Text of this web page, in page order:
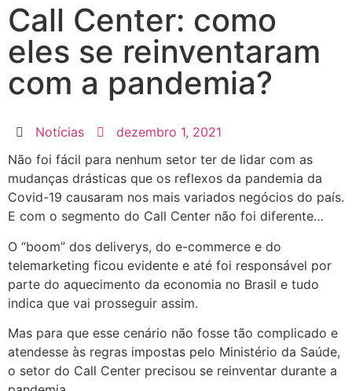
Call Center: como
eles se reinventaram
com a pandemia?
Notícias
dezembro 1, 2021
Não foi fácil para nenhum setor ter de lidar com as
mudanças drásticas que os reflexos da pandemia da
Covid-19 causaram nos mais variados negócios do país.
E com o segmento do Call Center não foi diferente…
O “boom” dos deliverys, do e-commerce e do
telemarketing ficou evidente e até foi responsável por
parte do aquecimento da economia no Brasil e tudo
indica que vai prosseguir assim.
Mas para que esse cenário não fosse tão complicado e
atendesse às regras impostas pelo Ministério da Saúde,
o setor do Call Center precisou se reinventar durante a